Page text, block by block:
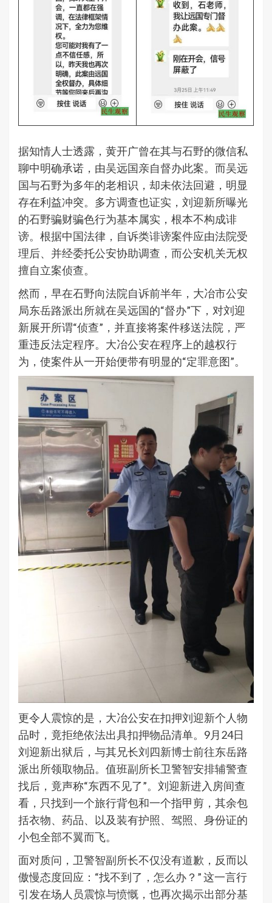
据知情人士透露，黄开广曾在其与石野的微信私
聊中明确承诺，由吴远国亲自督办此案。而吴远
国与石野为多年的老相识，却未依法回避，明显
存在利益冲突。多方调查也证实，刘迎新所曝光
的石野骗财骗色行为基本属实，根本不构成诽
谤。根据中国法律，自诉类诽谤案件应由法院受
理后、并经委托公安协助调查，而公安机关无权
擅自立案侦查。
然而，早在石野向法院自诉前半年，大冶市公安
局东岳路派出所就在吴远国的“督办”下，对刘迎
新展开所谓“侦查”，并直接将案件移送法院，严
重违反法定程序。大冶公安在程序上的越权行
为，使案件从一开始便带有明显的“定罪意图”。
更令人震惊的是，大冶公安在扣押刘迎新个人物
品时，竟拒绝依法出具扣押物品清单。9月24日
刘迎新出狱后，与其兄长刘四新博士前往东岳路
派出所领取物品。值班副所长卫警智安排辅警查
找后，竟声称“东西不见了”。刘迎新进入房间查
看，只找到一个旅行背包和一个指甲剪，其余包
括衣物、药品、以及装有护照、驾照、身份证的
小包全部不翼而飞。
面对质问，卫警智副所长不仅没有道歉，反而以
傲慢态度回应：“找不到了，怎么办？” 这一言行
引发在场人员震惊与愤慨，也再次揭示出部分基